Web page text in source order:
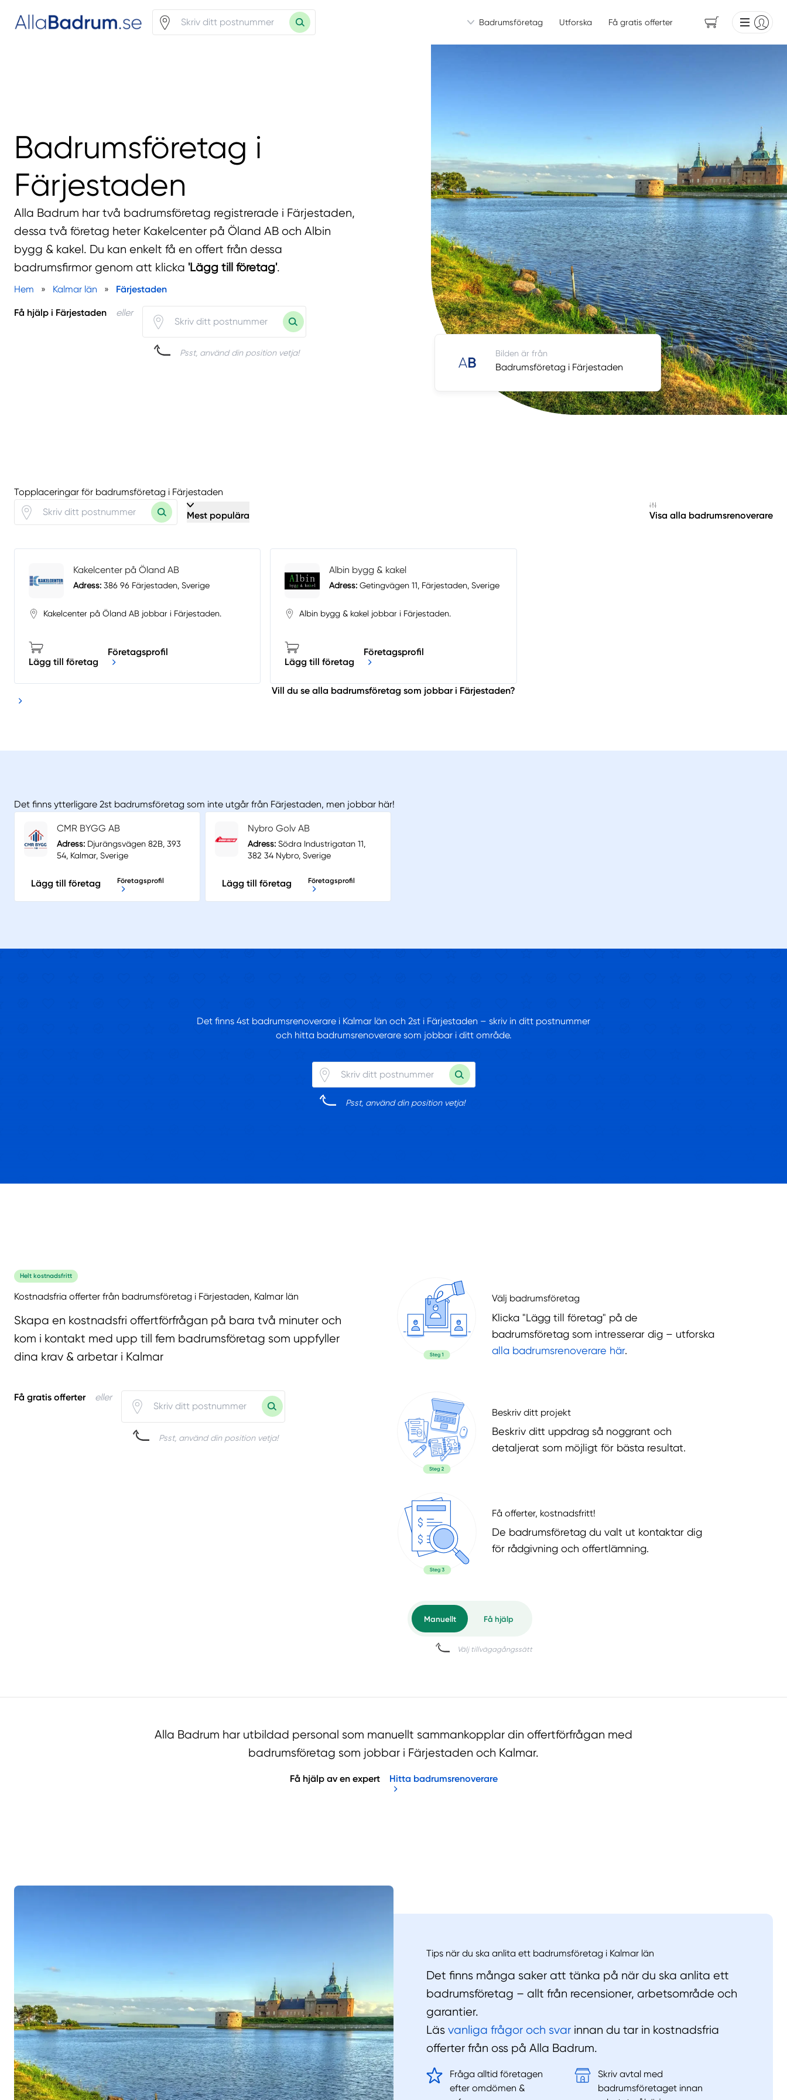
Badrumsföretag Utforska Få gratis offerter
Badrumsföretag i
Färjestaden
Alla Badrum har två badrumsföretag registrerade i Färjestaden,
dessa två företag heter Kakelcenter på Öland AB och Albin
bygg & kakel. Du kan enkelt få en offert från dessa
badrumsfirmor genom att klicka 'Lägg till företag'.
Hem » Kalmar län » Färjestaden
Få hjälp i Färjestaden eller
Psst, använd din position vetja! Bilden är från
Badrumsföretag i Färjestaden
Topplaceringar för badrumsföretag i Färjestaden
Mest populära Visa alla badrumsrenoverare
Kakelcenter på Öland AB
Adress: 386 96 Färjestaden, Sverige
Kakelcenter på Öland AB jobbar i Färjestaden.
Lägg till företag
Företagsprofil
Albin bygg & kakel
Adress: Getingvägen 11, Färjestaden, Sverige
Albin bygg & kakel jobbar i Färjestaden.
Lägg till företag
Företagsprofil
Vill du se alla badrumsföretag som jobbar i Färjestaden?
Det finns ytterligare 2st badrumsföretag som inte utgår från Färjestaden, men jobbar här!
CMR BYGG AB
Adress: Djurängsvägen 82B, 393
54, Kalmar, Sverige
Lägg till företag Företagsprofil
Nybro Golv AB
Adress:Södra Industrigatan 11,
382 34 Nybro, Sverige
Lägg till företag Företagsprofil
Det finns 4st badrumsrenoverare i Kalmar län och 2st i Färjestaden – skriv in ditt postnummer
och hitta badrumsrenoverare som jobbar i ditt område.
Psst, använd din position vetja!
Helt kostnadsfritt
Kostnadsfria offerter från badrumsföretag i Färjestaden, Kalmar län
Skapa en kostnadsfri offertförfrågan på bara två minuter och
kom i kontakt med upp till fem badrumsföretag som uppfyller
dina krav & arbetar i Kalmar
Få gratis offerter eller
Psst, använd din position vetja!
Välj badrumsföretag
Klicka "Lägg till företag" på de
badrumsföretag som intresserar dig – utforska
alla badrumsrenoverare här.
Beskriv ditt projekt
Beskriv ditt uppdrag så noggrant och
detaljerat som möjligt för bästa resultat.
Få offerter, kostnadsfritt!
De badrumsföretag du valt ut kontaktar dig
för rådgivning och offertlämning.
Alla Badrum har utbildad personal som manuellt sammankopplar din offertförfrågan med
badrumsföretag som jobbar i Färjestaden och Kalmar.
Få hjälp av en expert Hitta badrumsrenoverare
Tips när du ska anlita ett badrumsföretag i Kalmar län
Det finns många saker att tänka på när du ska anlita ett
badrumsföretag – allt från recensioner, arbetsområde och
garantier.
Läs vanliga frågor och svar innan du tar in kostnadsfria
offerter från oss på Alla Badrum.
Fråga alltid företagen
efter omdömen &
Skriv avtal med
badrumsföretaget innan